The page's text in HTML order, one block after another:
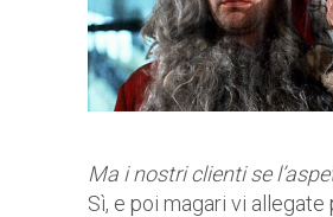
Ma i nostri clienti se
Sì, e poi magari vi allegate